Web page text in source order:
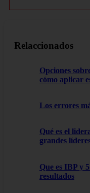
Relaccionados
Opciones
cómo aplicar
Los errores
Qué es el
grandes
Que es IBP y
resultados